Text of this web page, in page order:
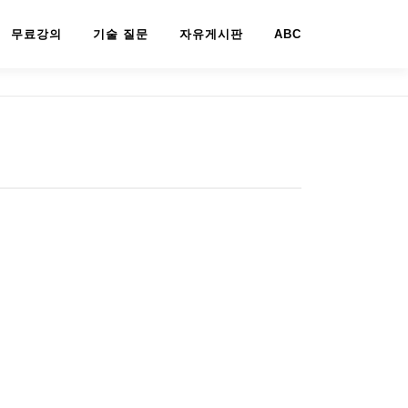
무료강의 기술 질문 자유게시판 ABC